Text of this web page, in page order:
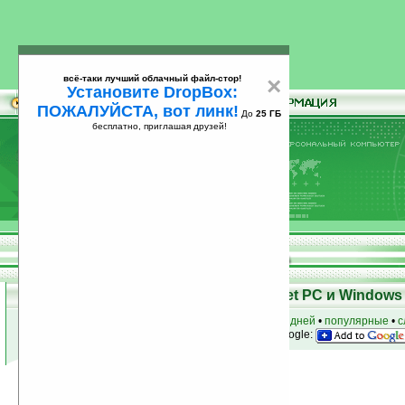
25
Программы для КПК Pocket PC и Windows
за 7 дней • популярные •
на Google:
×
всё-таки лучший облачный файл-стор!
Установите DropBox:
ПОЖАЛУЙСТА, вот линк! До 25 ГБ
бесплатно, приглашая друзей!